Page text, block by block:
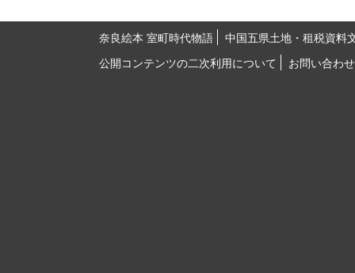
奈良絵本 室町時代物語
中国五県土地・租税資料
公開コンテンツの二次利用について
お問い合わせ